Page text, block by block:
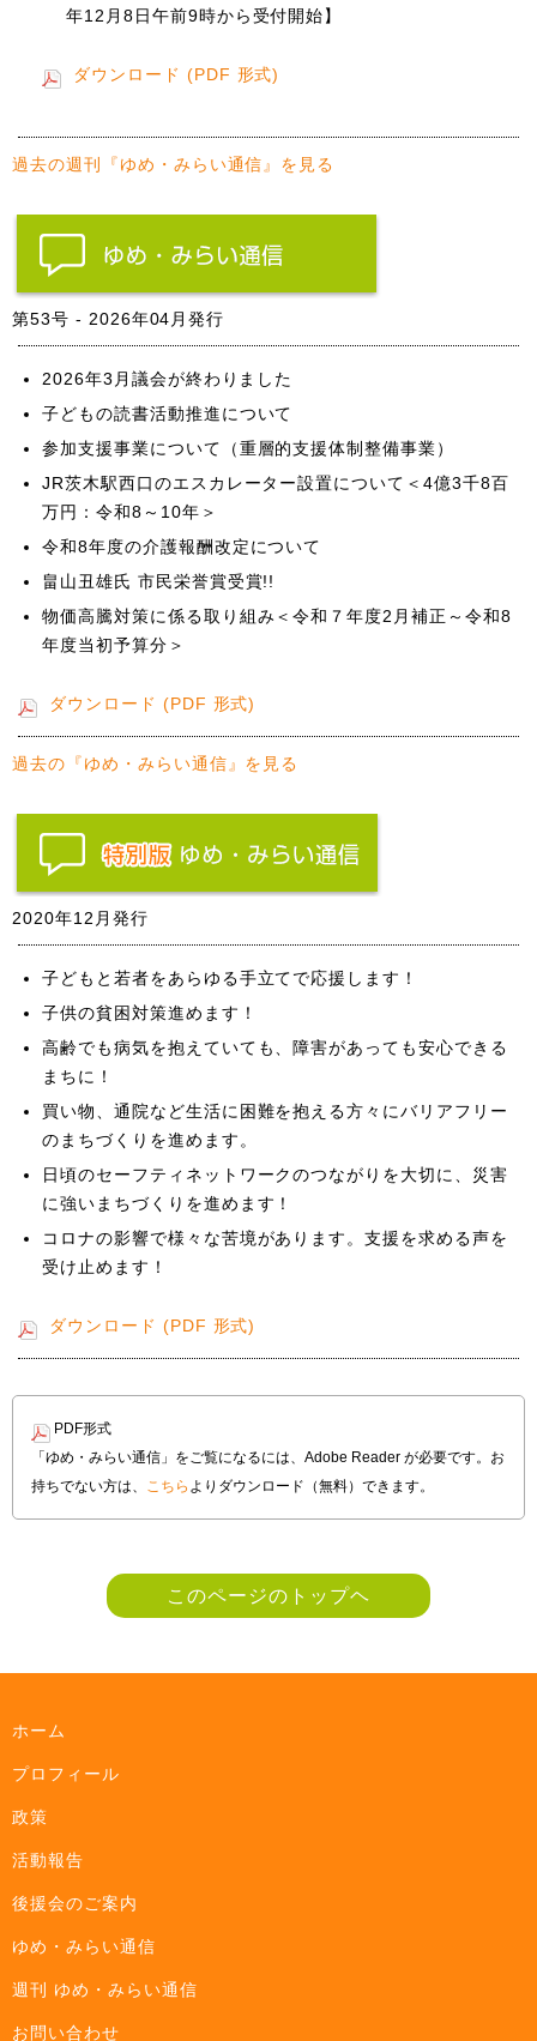
年12月8日午前9時から受付開始】
ダウンロード (PDF 形式)
過去の週刊『ゆめ・みらい通信』を見る
第53号 - 2026年04月発行
2026年3月議会が終わりました
子どもの読書活動推進について
参加支援事業について（重層的支援体制整備事業）
JR茨木駅西口のエスカレーター設置について＜4億3千8百
万円：令和8～10年＞
令和8年度の介護報酬改定について
畠山丑雄氏 市民栄誉賞受賞!!
物価高騰対策に係る取り組み＜令和７年度2月補正～令和8
年度当初予算分＞
ダウンロード (PDF 形式)
過去の『ゆめ・みらい通信』を見る
2020年12月発行
子どもと若者をあらゆる手立てで応援します！
子供の貧困対策進めます！
高齢でも病気を抱えていても、障害があっても安心できる
まちに！
買い物、通院など生活に困難を抱える方々にバリアフリー
のまちづくりを進めます。
日頃のセーフティネットワークのつながりを大切に、災害
に強いまちづくりを進めます！
コロナの影響で様々な苦境があります。支援を求める声を
受け止めます！
ダウンロード (PDF 形式)
PDF形式
「ゆめ・みらい通信」をご覧になるには、Adobe Reader が必要です。お
持ちでない方は、 こちら よりダウンロード（無料）できます。
このページのトップヘ
ホーム
プロフィール
政策
活動報告
後援会のご案内
ゆめ・みらい通信
週刊 ゆめ・みらい通信
お問い合わせ